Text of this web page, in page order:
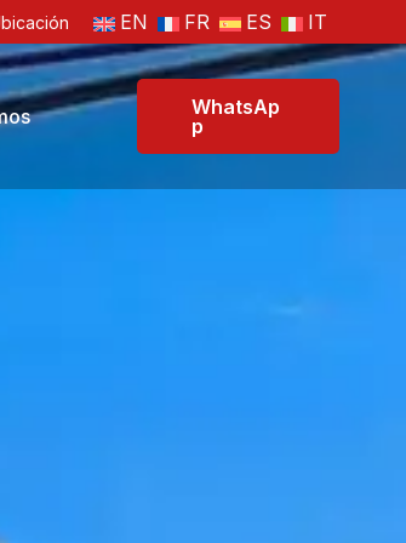
EN FR ES IT
WhatsAp
p